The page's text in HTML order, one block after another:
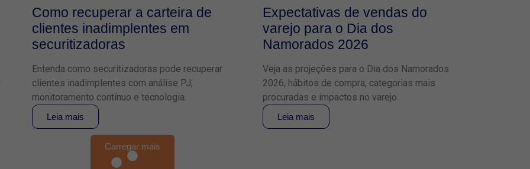
Como recuperar a carteira de
clientes inadimplentes em
securitizadoras
Entenda como securitizadoras pode recuperar
clientes inadimplentes com análise PJ,
monitoramento contínuo e tecnologia.
Leia mais
Expectativas de vendas do
varejo para o Dia dos
Namorados 2026
Veja as projeções para o Dia dos Namorados
2026, hábitos de compra, categorias mais
procuradas e impactos no varejo.
Leia mais
Carregar mais